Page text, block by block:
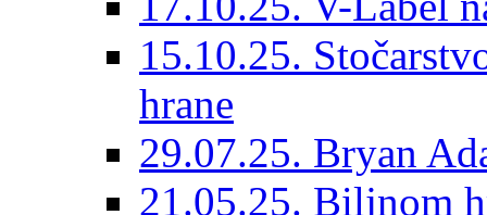
15.10.25.
hrane
29.07.25. Bryan
21.05.25. Biljnom